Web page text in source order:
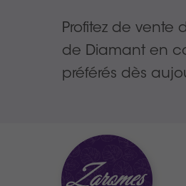
Profitez de vente
de Diamant en
préférés dès